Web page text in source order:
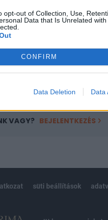
opt-out of Collection, Use,
Data that Is Unrelated
CONFIRM
Data Deletion Data
tartalmazza:
cikkarchívum
elmúlt 2 év napon belüli
VAGY? BEJELENTKEZÉS
süti beállítások